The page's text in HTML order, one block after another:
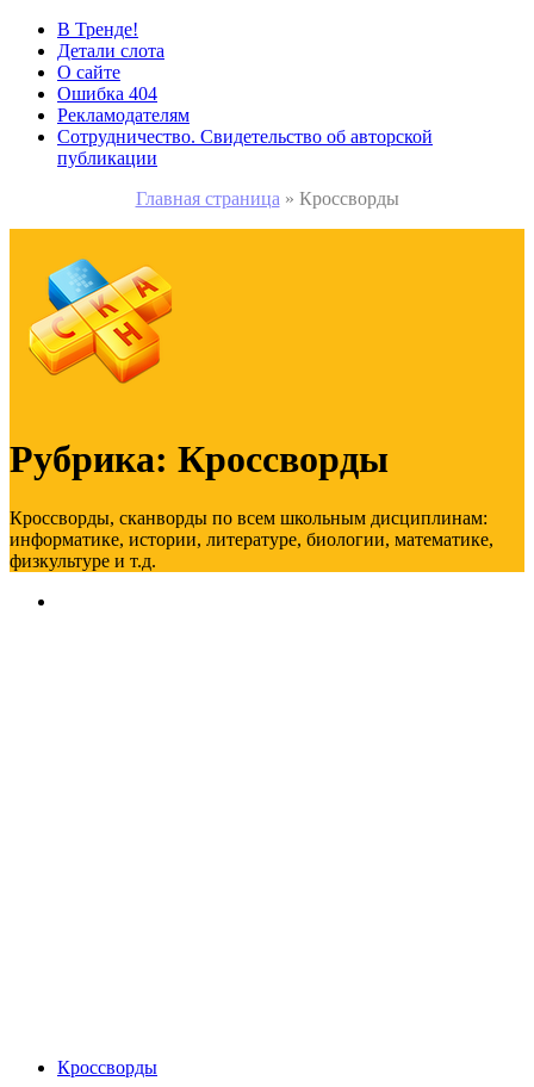
В Тренде!
Детали слота
О сайте
Ошибка 404
Рекламодателям
Сотрудничество. Свидетельство об авторской
публикации
Главная страница » Кроссворды
Рубрика: Кроссворды
Кроссворды, сканворды по всем школьным дисциплинам:
информатике, истории, литературе, биологии, математике,
физкультуре и т.д.
Кроссворды